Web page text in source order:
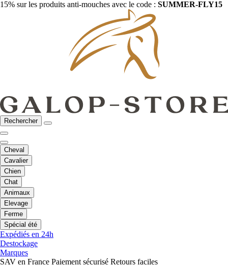
15% sur les produits anti-mouches avec le code : SUMMER-FLY15
Rechercher
Cheval
Cavalier
Chien
Chat
Animaux
Elevage
Ferme
Spécial été
Expédiés en 24h
Destockage
Marques
SAV en France Paiement sécurisé Retours faciles